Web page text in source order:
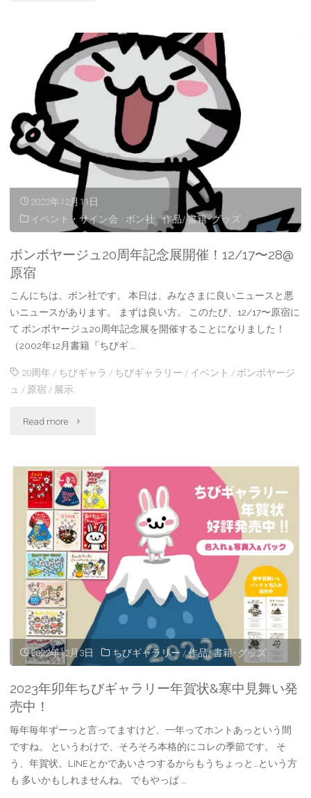
ま
し
た！"
さ
ん
の
ご
来
場
あ
が
と
う
ご
ざ
た！"
2022年12月11日
イベント・サイン会
ボン社 /作品/ 書籍･グッズ
ボンボヤージュ20周年記念展開催！12/17〜28@
原宿
こんにちは。ボン社です。 本日は、みなさまに良いニュースと悪
いニュースがあります。 まずは良い方。 このたび、12/17〜原宿に
て ボンボヤージュ20周年記念展を開催することになりました！
（2002年12月書籍『ちびギ …
20周年/ ちびギャラ / ちびギャラリー / イベント / ボンボヤージ
ュ / 原宿 / 展示
Read more "ボ
ボ
ヤ
ー
ジ
周
記
展
開
2022年12月3日 ちびギャラリー /作品/ 書籍･グッズ
2023年卯年ちびギャラリー年賀状&寒中見舞い発
売中！
毎年毎年ずーっと言ってますけど、一年ってホントあっという間
ですね。 というわけで、そろそろ本格的にコレの季節です。 そ
う、年賀状。LINEとかであいさつするからもうちょっと…という方
も 多いかもしれませんね。 でもやっぱ …